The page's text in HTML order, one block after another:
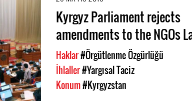
Kyrgyz Parliament rejects
amendments to the NGOs
Haklar#Örgütlenme Özgürlüğü
İhlaller#Yargısal Taciz
Konum#Kyrgyzstan